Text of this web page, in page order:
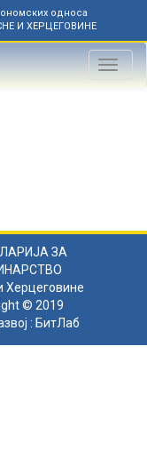
односа
И ХЕРЦЕГОВИНЕ
Toggle
ЗА
Херцеговине
© 2019
: БитЛаб